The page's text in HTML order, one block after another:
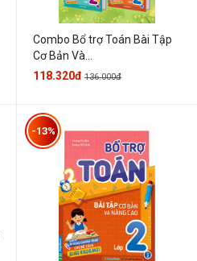
Combo Bổ trợ Toán Bài Tập
Cơ Bản Và...
118.320đ 136.000đ
-13%